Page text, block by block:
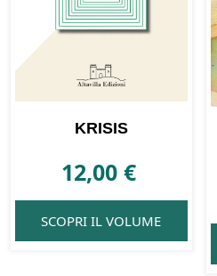
KRISIS
12,00€
SCOPRI IL VOLUME